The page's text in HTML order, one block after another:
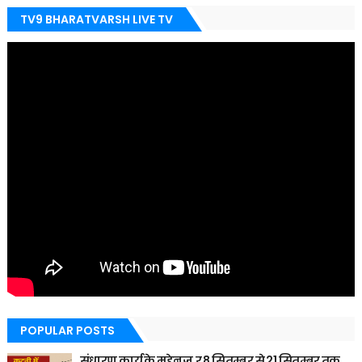
TV9 BHARATVARSH LIVE TV
POPULAR POSTS